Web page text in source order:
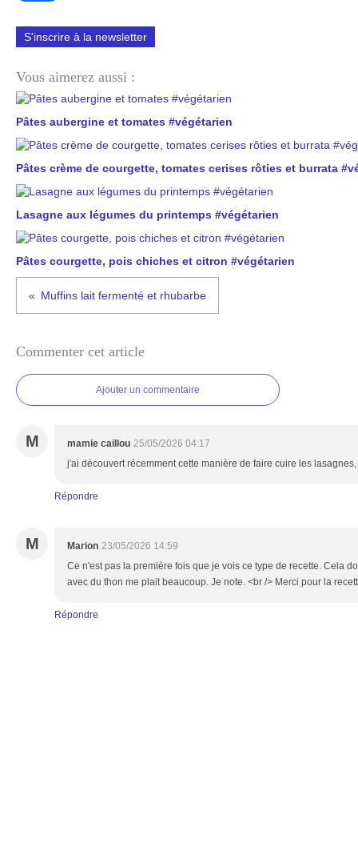
S'inscrire à la newsletter
Vous aimerez aussi :
Pâtes aubergine et tomates #végétarien
Pâtes crème de courgette, tomates cerises rôties et burrata
Lasagne aux légumes du printemps #végétarien
Pâtes courgette, pois chiches et citron #végétarien
Muffins lait fermenté et rhubarbe
Commenter cet article
Ajouter un commentaire
M mamie caillou 25/05/2026 04:17
j'ai découvert récemment cette manière de faire cuire les
Répondre
M Marion 23/05/2026 14:59
Ce n'est pas la première fois que je vois ce type de recette. Cela
avec du thon me plait beaucoup. Je note. <br /> Merci pour la
Répondre